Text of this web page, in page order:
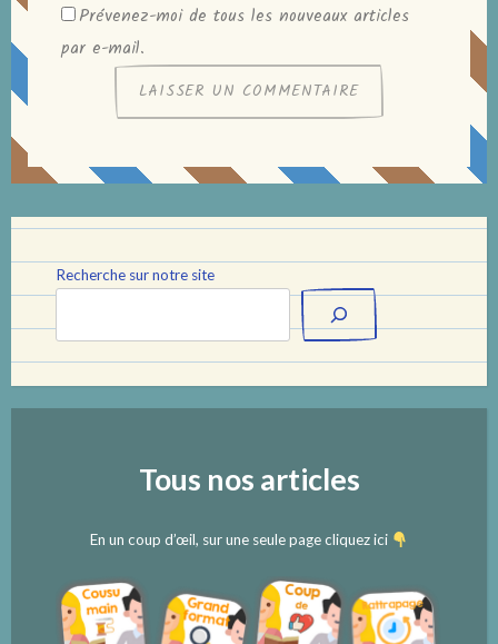
Prévenez-moi de tous les nouveaux articles
par e-mail.
Recherche sur notre site
Tous nos articles
En un coup d’œil, sur une seule page cliquez ici